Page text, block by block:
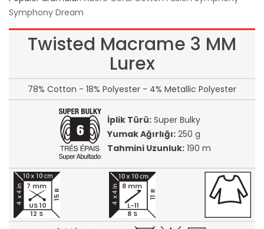
Symphony Dream
Twisted Macrame 3 MM
Lurex
78% Cotton - 18% Polyester - 4% Metallic Polyester
İplik Türü: Super Bulky
Yumak Ağırlığı: 250 g
Tahmini Uzunluk: 190 m
12 S
15 R
7 mm
US 10
8 S
11 R
8 mm
L-11